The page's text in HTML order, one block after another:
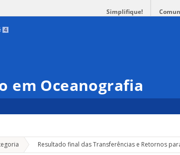
Simplifique!
4
em Oceanografia
» Resultado final das Transferências e Retornos